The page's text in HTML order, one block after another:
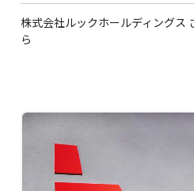
株式会社ルックホールディングス
ら